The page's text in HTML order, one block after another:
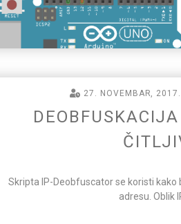
27. NOVEMBAR,
Skripta IP-Deobfuscator se koristi
adresu. Oblik